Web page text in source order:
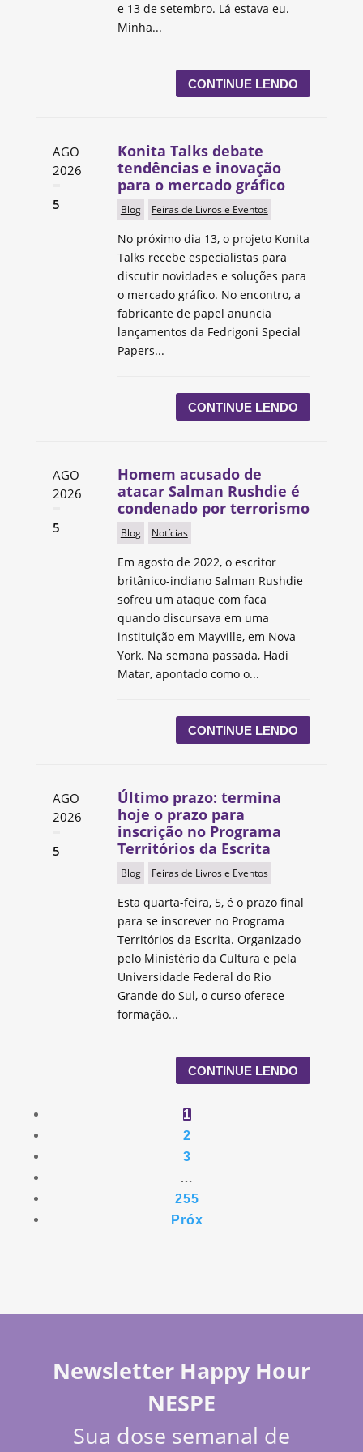
e 13 de setembro. Lá estava eu.
Minha...
CONTINUE LENDO
AGO
2026
5
Konita Talks debate
tendências e inovação
para o mercado gráfico
Blog Feiras de Livros e Eventos
No próximo dia 13, o projeto Konita
Talks recebe especialistas para
discutir novidades e soluções para
o mercado gráfico. No encontro, a
fabricante de papel anuncia
lançamentos da Fedrigoni Special
Papers...
CONTINUE LENDO
AGO
2026
5
Homem acusado de
atacar Salman Rushdie é
condenado por terrorismo
Blog Notícias
Em agosto de 2022, o escritor
britânico-indiano Salman Rushdie
sofreu um ataque com faca
quando discursava em uma
instituição em Mayville, em Nova
York. Na semana passada, Hadi
Matar, apontado como o...
CONTINUE LENDO
AGO
2026
5
Último prazo: termina
hoje o prazo para
inscrição no Programa
Territórios da Escrita
Blog Feiras de Livros e Eventos
Esta quarta-feira, 5, é o prazo final
para se inscrever no Programa
Territórios da Escrita. Organizado
pelo Ministério da Cultura e pela
Universidade Federal do Rio
Grande do Sul, o curso oferece
formação...
CONTINUE LENDO
1
2
3
…
255
Próx
Newsletter Happy Hour
NESPE
Sua dose semanal de